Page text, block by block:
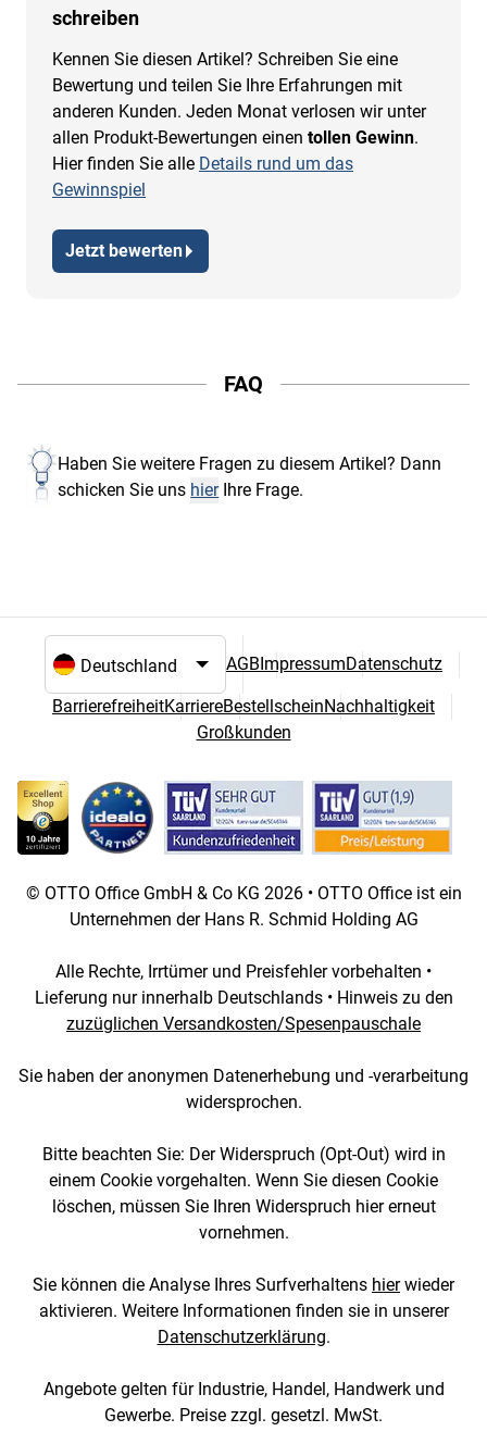
schreiben
Kennen Sie diesen Artikel? Schreiben Sie eine
Bewertung und teilen Sie Ihre Erfahrungen mit
anderen Kunden. Jeden Monat verlosen wir unter
allen Produkt-Bewertungen einen tollen Gewinn.
Hier finden Sie alle Details rund um das
Gewinnspiel
Jetzt bewerten
FAQ
Haben Sie weitere Fragen zu diesem Artikel? Dann
schicken Sie uns hierIhre Frage.
Sprach- und Landesauswahl
AGBImpressumDatenschutz
BarrierefreiheitKarriereBestellscheinNachhaltigkeit
Großkunden
© OTTO Office GmbH & Co KG 2026 • OTTO Office ist ein
Unternehmen der Hans R. Schmid Holding AG
Alle Rechte, Irrtümer und Preisfehler vorbehalten •
Lieferung nur innerhalb Deutschlands • Hinweis zu den
zuzüglichen Versandkosten/Spesenpauschale
Sie haben der anonymen Datenerhebung und -verarbeitung
widersprochen.
Bitte beachten Sie: Der Widerspruch (Opt-Out) wird in
einem Cookie vorgehalten. Wenn Sie diesen Cookie
löschen, müssen Sie Ihren Widerspruch hier erneut
vornehmen.
Sie können die Analyse Ihres Surfverhaltens hierwieder
aktivieren. Weitere Informationen finden sie in unserer
Datenschutzerklärung.
Angebote gelten für Industrie, Handel, Handwerk und
Gewerbe. Preise zzgl. gesetzl. MwSt.